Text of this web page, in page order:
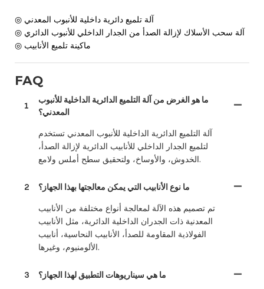
◎ آلة تلميع دائرية داخلية للأنبوب المعدني
◎ آلة سحب الأسلاك لإزالة الصدأ من الجدار الداخلي للأنبوب الدائري
◎ ماكينة تلميع الأنابيب
FAQ
1
ما هو الغرض من آلة التلميع الدائرية الداخلية للأنبوب
المعدني؟
آلة التلميع الدائرية الداخلية للأنبوب المعدني تستخدم
لتلميع الجدار الداخلي للأنابيب الدائرية لإزالة الصدأ،
الخدوش، والأوساخ، ولتحقيق سطح أملس ولامع.
2 ما نوع الأنابيب التي يمكن معالجتها بهذا الجهاز؟
تم تصميم هذه الآلة لمعالجة أنواع مختلفة من الأنابيب
المعدنية ذات الجدران الداخلية الدائرية، مثل الأنابيب
الفولاذية المقاومة للصدأ، الأنابيب النحاسية، أنابيب
الألومنيوم، وغيرها.
3 ما هي سيناريوهات التطبيق لهذا الجهاز؟